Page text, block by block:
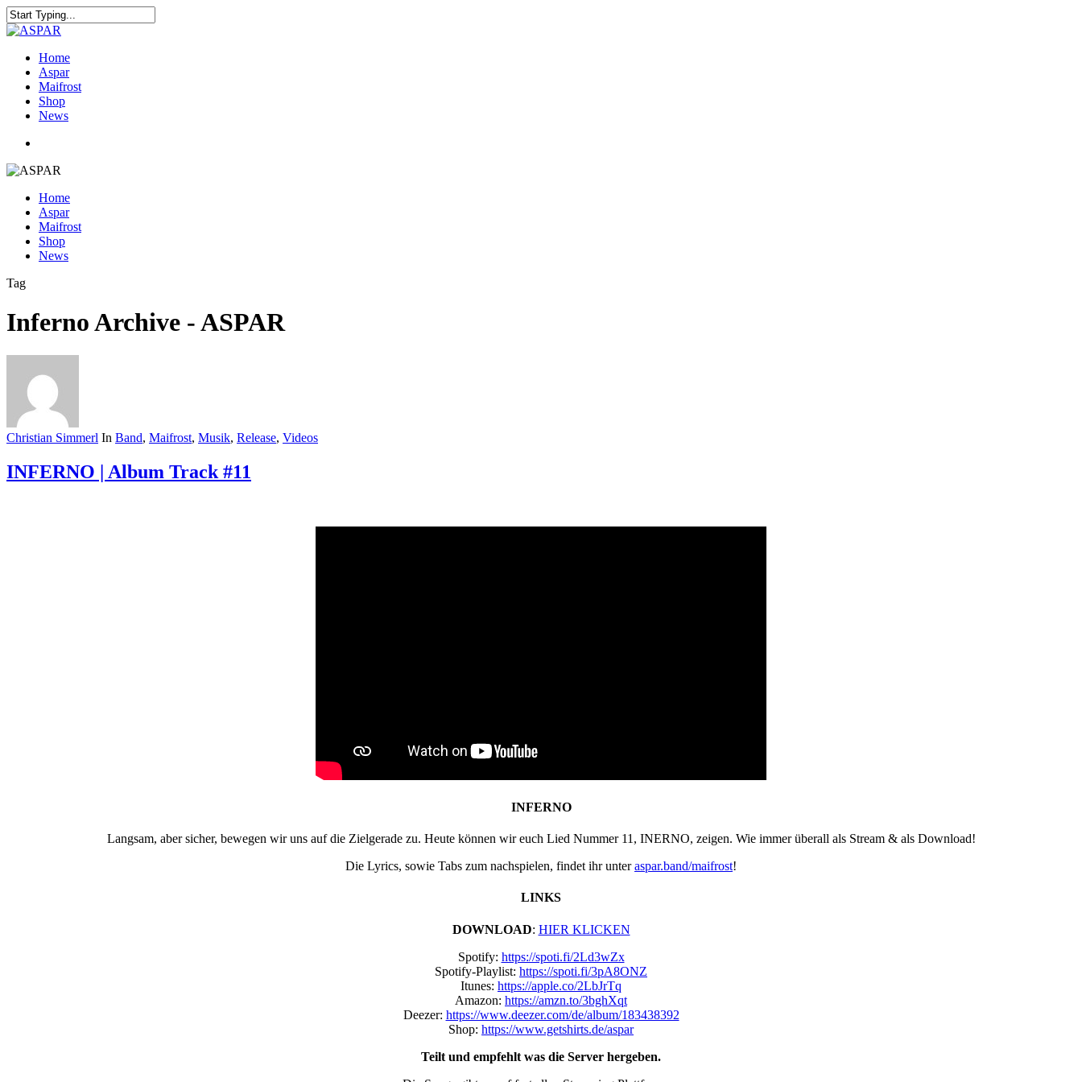
Home
Aspar
Maifrost
Shop
News
Home
Aspar
Maifrost
Shop
News
Tag
Inferno Archive - ASPAR
Christian Simmerl In Band, Maifrost, Musik, Release, Videos
INFERNO | Album Track #11
INFERNO
Langsam, aber sicher, bewegen wir uns auf die Zielgerade zu. Heute können wir euch Lied Nummer 11, INERNO, zeigen. Wie immer überall als Stream & als Download!
Die Lyrics, sowie Tabs zum nachspielen, findet ihr unteraspar.band/maifrost!
LINKS
DOWNLOAD: HIER KLICKEN
Spotify: https://spoti.fi/2Ld3wZx
Spotify-Playlist: https://spoti.fi/3pA8ONZ
Itunes: https://apple.co/2LbJrTq
Amazon: https://amzn.to/3bghXqt
Deezer: https://www.deezer.com/de/album/183438392
Shop: https://www.getshirts.de/aspar
Teilt und empfehlt was die Server hergeben.